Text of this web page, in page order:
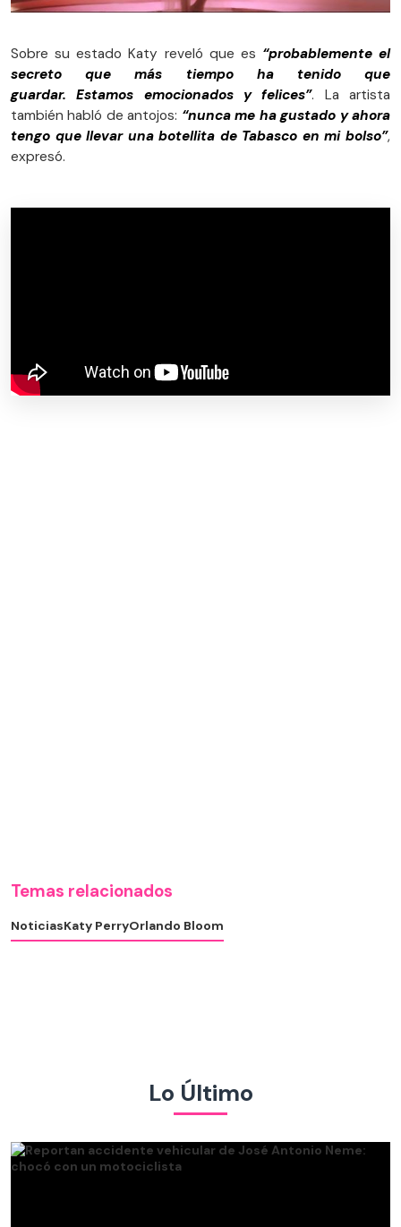
Sobre su estado Katy reveló que es “probablemente el
secreto que más tiempo ha tenido que
guardar. Estamos emocionados y felices”. La artista
también habló de antojos: “nunca me ha gustado y ahora
tengo que llevar una botellita de Tabasco en mi bolso”,
expresó.
Temas relacionados
NoticiasKaty PerryOrlando Bloom
Lo Último